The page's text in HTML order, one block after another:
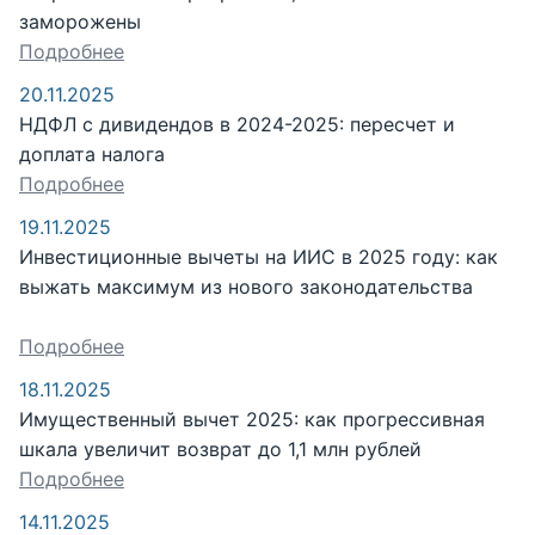
заморожены
Подробнее
20.11.2025
НДФЛ с дивидендов в 2024-2025: пересчет и
доплата налога
Подробнее
19.11.2025
Инвестиционные вычеты на ИИС в 2025 году: как
выжать максимум из нового законодательства
Подробнее
18.11.2025
Имущественный вычет 2025: как прогрессивная
шкала увеличит возврат до 1,1 млн рублей
Подробнее
14.11.2025